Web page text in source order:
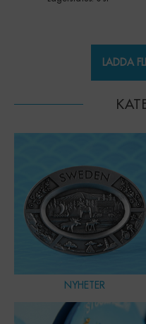
LADDA
NYHETER